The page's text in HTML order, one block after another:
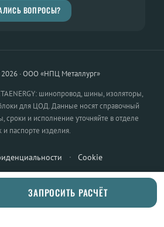
ВОПРОСЫ?
2026 · ООО «НПЦ Металлург»
шинопровод, шины, изоляторы,
для ЦОД. Данные носят справочный
сроки и исполнение уточняйте в отделе
и паспорте изделия.
· Cookie
ЗАПРОСИТЬ РАСЧЁТ